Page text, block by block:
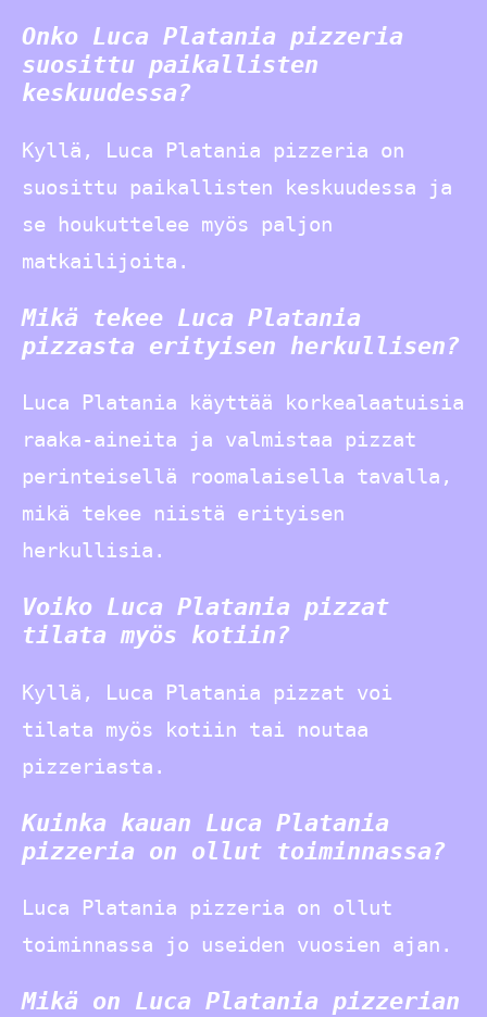
Onko Luca Platania pizzeria
suosittu paikallisten
keskuudessa?
Kyllä, Luca Platania pizzeria on
suosittu paikallisten keskuudessa ja
se houkuttelee myös paljon
matkailijoita.
Mikä tekee Luca Platania
pizzasta erityisen herkullisen?
Luca Platania käyttää korkealaatuisia
raaka-aineita ja valmistaa pizzat
perinteisellä roomalaisella tavalla,
mikä tekee niistä erityisen
herkullisia.
Voiko Luca Platania pizzat
tilata myös kotiin?
Kyllä, Luca Platania pizzat voi
tilata myös kotiin tai noutaa
pizzeriasta.
Kuinka kauan Luca Platania
pizzeria on ollut toiminnassa?
Luca Platania pizzeria on ollut
toiminnassa jo useiden vuosien ajan.
Mikä on Luca Platania pizzerian